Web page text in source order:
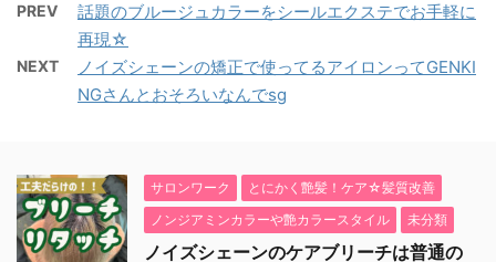
PREV
話題のブルージュカラーをシールエクステでお手軽に
再現☆
NEXT
ノイズシェーンの矯正で使ってるアイロンってGENKI
NGさんとおそろいなんでsg
サロンワーク
とにかく艶髪！ケア☆髪質改善
ノンジアミンカラーや艶カラースタイル
未分類
ノイズシェーンのケアブリーチは普通の